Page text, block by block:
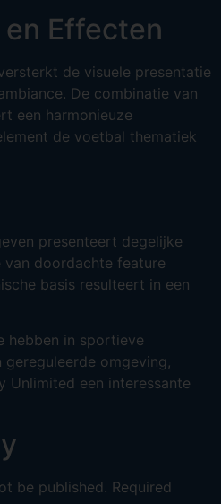
Effecten
de visuele presentatie
De combinatie van
een harmonieuze
de voetbal thematiek
presenteert degelijke
van doordachte feature
basis resulteert in een
hebben in sportieve
omgeving,
Unlimited een interessante
be published. Required